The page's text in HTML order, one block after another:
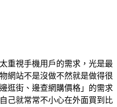
重視手機用戶的需求，光是最
網站不是沒做不然就是做得很
逛街、邊查網購價格」的需求
己就常常不小心在外面買到比